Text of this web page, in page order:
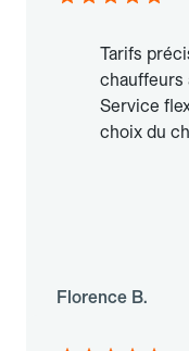
Tarifs
chauffeurs
Service
choix du
Florence B.